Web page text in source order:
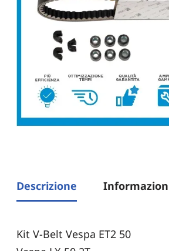
Descrizione
Kit V-Belt Vespa ET2 50